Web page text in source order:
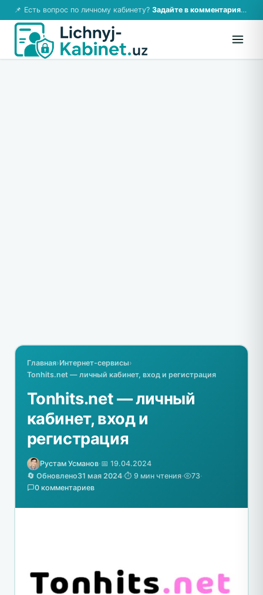
📌 Есть вопрос по личному кабинету? Задайте в комментариях — ответим!
Главная›Интернет-сервисы›
Tonhits.net — личный кабинет, вход и регистрация
Tonhits.net — личный
кабинет, вход и
регистрация
Рустам Усманов·📅 19.04.2024
🔄 Обновлено31 мая 2024·⏱️ 9 мин чтения· 73·
0 комментариев